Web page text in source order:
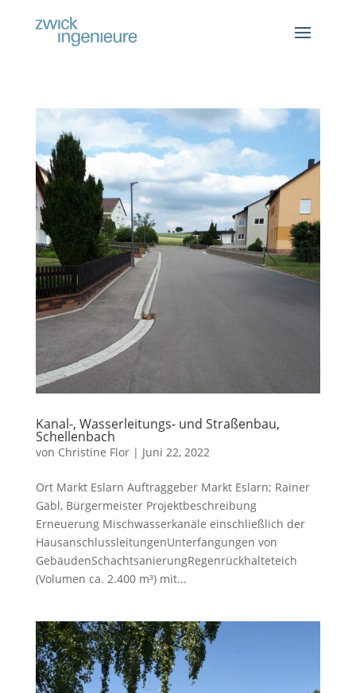
Kanal-, Wasserleitungs- und Straßenbau,
Schellenbach
von Christine Flor| Juni 22, 2022
Ort Markt Eslarn Auftraggeber Markt Eslarn; Rainer
Gäbl, Bürgermeister Projektbeschreibung
Erneuerung Mischwasserkanäle einschließlich der
HausanschlussleitungenUnterfangungen von
GebäudenSchachtsanierungRegenrückhalteteich
(Volumen ca. 2.400 m³) mit...